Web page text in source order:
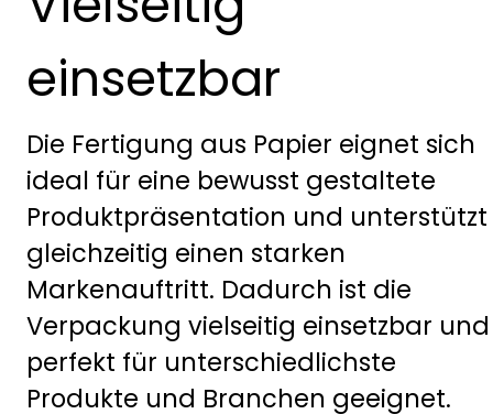
einsetzbar
Die Fertigung aus Papier eignet sich
ideal für eine bewusst gestaltete
Produktpräsentation und unterstützt
gleichzeitig einen starken
Markenauftritt. Dadurch ist die
Verpackung vielseitig einsetzbar und
perfekt für unterschiedlichste
Produkte und Branchen geeignet.